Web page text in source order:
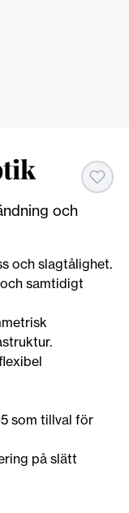
och
och slagtålighet.
samtidigt
som tillval för
på slätt